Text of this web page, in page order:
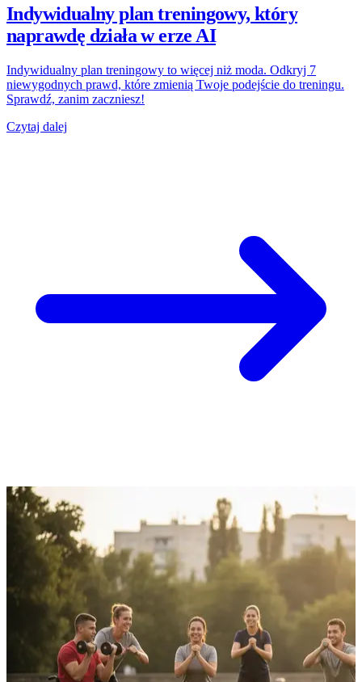
Indywidualny plan treningowy, który
naprawdę działa w erze AI
Indywidualny plan treningowy to więcej niż moda. Odkryj 7
niewygodnych prawd, które zmienią Twoje podejście do treningu.
Sprawdź, zanim zaczniesz!
Czytaj dalej